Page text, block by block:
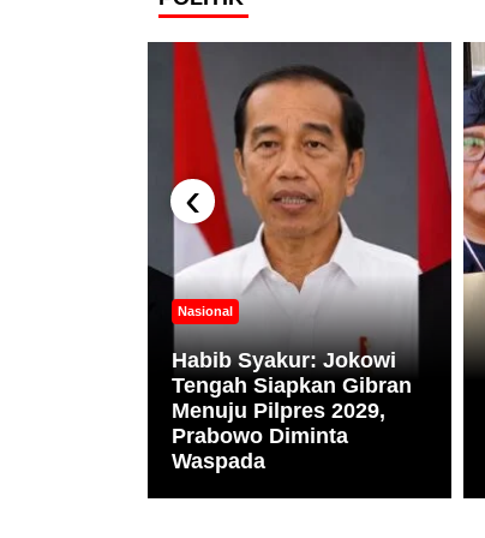
Nasional
Habib Syakur: Jokowi
Tengah Siapkan Gibran
Menuju Pilpres 2029,
Prabowo Diminta
Waspada
‹